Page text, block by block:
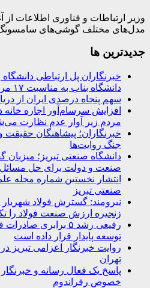
مدل‌های مختلف گوشی‌های سامسونگ
جديدترين ها
خبرنگاران پل ارتباطی
دانشگاه بناب به مناسبت ۱۷ مرداد
سهم پنجاه درصدی ایران از
افزایش سرسام‌آور اجاره خانه
مردم زیر آوار عدم نظارت
خبرنگاران؛ پیشاهنگان
جنگ روایت‌ها
دانشگاه صنعتی تبریز؛
صنعت و دولت برای حل
انتشار نخستین شماره مجله
صنعتی تبریز
نیرومند: گسترش فولاد شهریار
زنجیره ارزش صنعت فولاد را
رفیعی رشد ۵ برابری
توسعه پایدار قرار داده است
روایت خبرنگار اعزامی تبریز
تهران
پاسخ یک فعال رسانه و خبرنگار
خصوص رفراندوم